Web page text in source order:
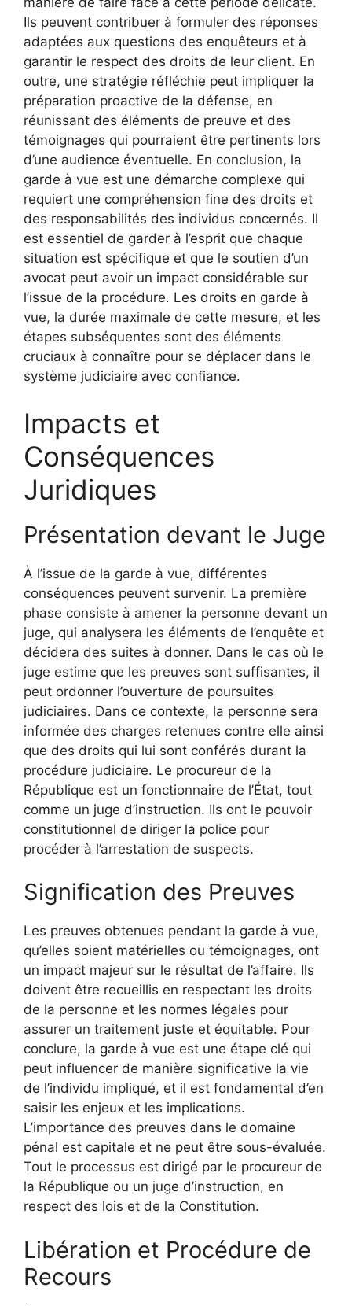
Ils peuvent contribuer à formuler des réponses
adaptées aux questions des enquêteurs et à
garantir le respect des droits de leur client. En
outre, une stratégie réfléchie peut impliquer la
préparation proactive de la défense, en
réunissant des éléments de preuve et des
témoignages qui pourraient être pertinents lors
d’une audience éventuelle. En conclusion, la
garde à vue est une démarche complexe qui
requiert une compréhension fine des droits et
des responsabilités des individus concernés. Il
est essentiel de garder à l’esprit que chaque
situation est spécifique et que le soutien d’un
avocat peut avoir un impact considérable sur
l’issue de la procédure. Les droits en garde à
vue, la durée maximale de cette mesure, et les
étapes subséquentes sont des éléments
cruciaux à connaître pour se déplacer dans le
système judiciaire avec confiance.
Impacts et
Conséquences
Juridiques
Présentation devant le Juge
À l’issue de la garde à vue, différentes
conséquences peuvent survenir. La première
phase consiste à amener la personne devant un
juge, qui analysera les éléments de l’enquête et
décidera des suites à donner. Dans le cas où le
juge estime que les preuves sont suffisantes, il
peut ordonner l’ouverture de poursuites
judiciaires. Dans ce contexte, la personne sera
informée des charges retenues contre elle ainsi
que des droits qui lui sont conférés durant la
procédure judiciaire. Le procureur de la
République est un fonctionnaire de l’État, tout
comme un juge d’instruction. Ils ont le pouvoir
constitutionnel de diriger la police pour
procéder à l’arrestation de suspects.
Signification des Preuves
Les preuves obtenues pendant la garde à vue,
qu’elles soient matérielles ou témoignages, ont
un impact majeur sur le résultat de l’affaire. Ils
doivent être recueillis en respectant les droits
de la personne et les normes légales pour
assurer un traitement juste et équitable. Pour
conclure, la garde à vue est une étape clé qui
peut influencer de manière significative la vie
de l’individu impliqué, et il est fondamental d’en
saisir les enjeux et les implications.
L’importance des preuves dans le domaine
pénal est capitale et ne peut être sous-évaluée.
Tout le processus est dirigé par le procureur de
la République ou un juge d’instruction, en
respect des lois et de la Constitution.
Libération et Procédure de
Recours